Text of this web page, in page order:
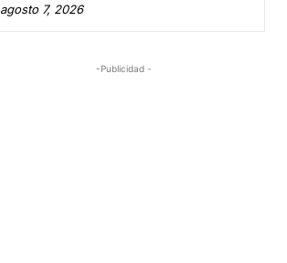
agosto 7, 2026
-Publicidad -